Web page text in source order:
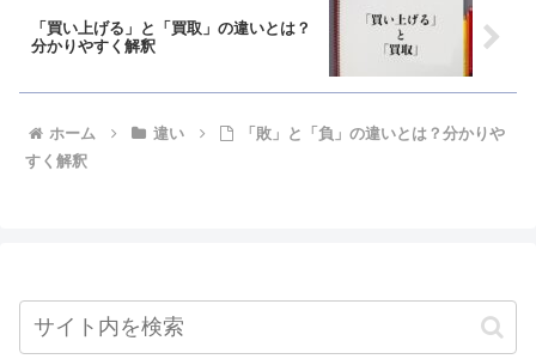
「買い上げる」と「買取」の違いとは？
分かりやすく解釈
ホーム 違い
「敗」と「負」の違いとは？分かりや
すく解釈